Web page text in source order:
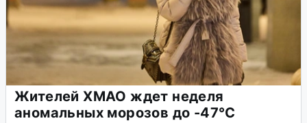
Жителей ХМАО ждет неделя
аномальных морозов до -47°C